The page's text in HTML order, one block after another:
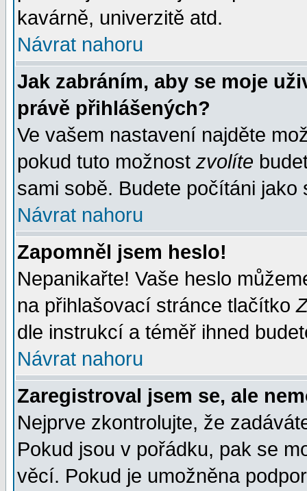
kavárně, univerzitě atd.
Návrat nahoru
Jak zabráním, aby se moje
právě přihlášených?
Ve vašem nastavení najděte
pokud tuto možnost zvolíte
sami sobě. Budete počítáni jako
Návrat nahoru
Zapomněl jsem heslo!
Nepanikařte! Vaše heslo
na přihlašovací stránce tlačítko
dle instrukcí a téměř ihned
Návrat nahoru
Zaregistroval jsem se, ale
Nejprve zkontrolujte, že
Pokud jsou v pořádku, pak se
věcí. Pokud je umožněna